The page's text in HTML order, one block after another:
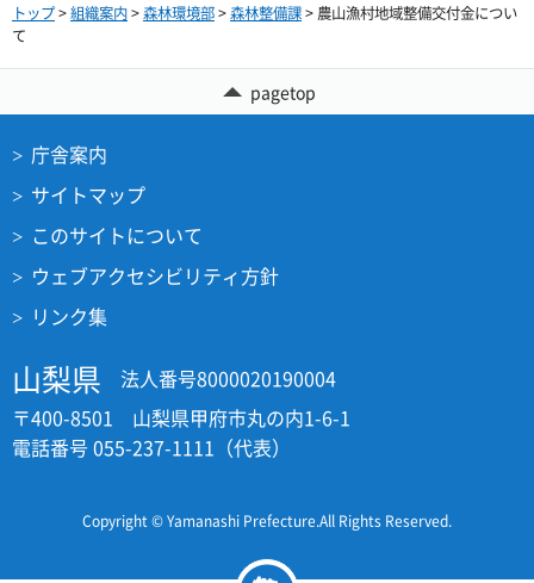
トップ>組織案内>森林環境部>森林整備課> 農山漁村地域整備交付金につい
て
pagetop
庁舎案内
サイトマップ
このサイトについて
ウェブアクセシビリティ方針
リンク集
山梨県
法人番号8000020190004
〒400-8501 山梨県甲府市丸の内1-6-1
電話番号 055-237-1111（代表）
Copyright © Yamanashi Prefecture.All Rights Reserved.